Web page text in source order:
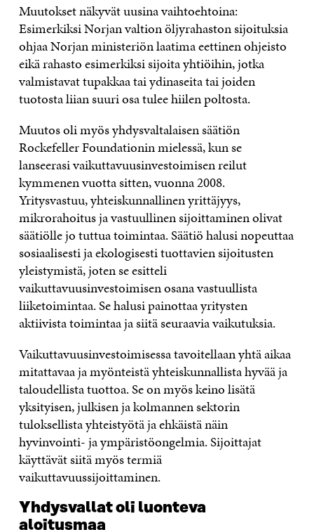
Muutokset näkyvät uusina vaihtoehtoina:
Esimerkiksi Norjan valtion öljyrahaston sijoituksia
ohjaa Norjan ministeriön laatima eettinen ohjeisto
eikä rahasto esimerkiksi sijoita yhtiöihin, jotka
valmistavat tupakkaa tai ydinaseita tai joiden
tuotosta liian suuri osa tulee hiilen poltosta.
Muutos oli myös yhdysvaltalaisen säätiön
Rockefeller Foundationin mielessä, kun se
lanseerasi vaikuttavuusinvestoimisen reilut
kymmenen vuotta sitten, vuonna 2008.
Yritysvastuu, yhteiskunnallinen yrittäjyys,
mikrorahoitus ja vastuullinen sijoittaminen olivat
säätiölle jo tuttua toimintaa. Säätiö halusi nopeuttaa
sosiaalisesti ja ekologisesti tuottavien sijoitusten
yleistymistä, joten se esitteli
vaikuttavuusinvestoimisen osana vastuullista
liiketoimintaa. Se halusi painottaa yritysten
aktiivista toimintaa ja siitä seuraavia vaikutuksia.
Vaikuttavuusinvestoimisessa tavoitellaan yhtä aikaa
mitattavaa ja myönteistä yhteiskunnallista hyvää ja
taloudellista tuottoa. Se on myös keino lisätä
yksityisen, julkisen ja kolmannen sektorin
tuloksellista yhteistyötä ja ehkäistä näin
hyvinvointi- ja ympäristöongelmia. Sijoittajat
käyttävät siitä myös termiä
vaikuttavuussijoittaminen.
Yhdysvallat oli luonteva
aloitusmaa